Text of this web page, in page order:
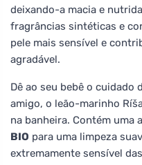
deixando-a macia e
fragrâncias sintéticas e
pele mais sensível e
agradável.
Dê ao seu bebê o cuidado
amigo, o leão-marinho
na banheira. Contém uma
BIO para uma limpeza
extremamente sensível